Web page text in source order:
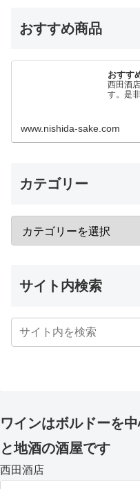
おすすめ商品
おすす
西田酒
す。是
www.nishida-sake.com
カテゴリー
サイト内検索
ワインはボルドーを
と地酒の酒屋です
西田酒店